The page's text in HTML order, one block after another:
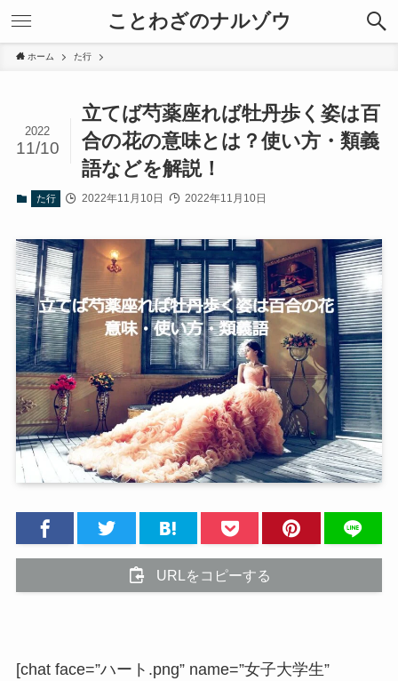
ことわざのナルゾウ
ホーム た行
立てば芍薬座れば牡丹歩く姿は百
合の花の意味とは？使い方・類義
語などを解説！
2022
11/10
た行 2022年11月10日 2022年11月10日
URLをコピーする
[chat face=”ハート.png” name=”女子大学生”